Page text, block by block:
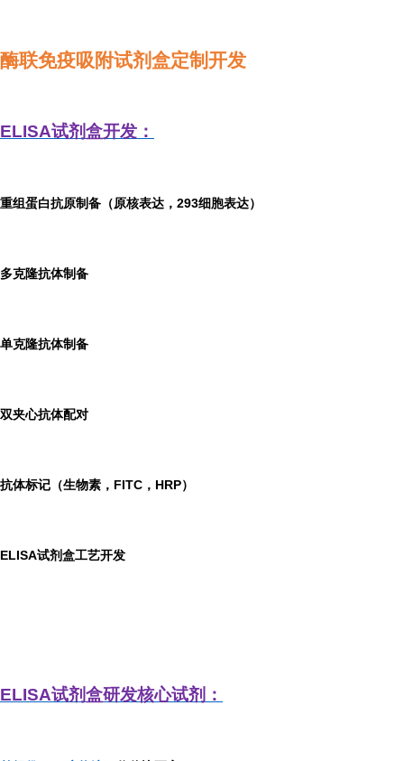
酶联免疫吸附试剂盒定制开发
ELISA试剂盒开发：
重组蛋白抗原制备（原核表达，293细胞表达）
多克隆抗体制备
单克隆抗体制备
双夹心抗体配对
抗体标记（生物素，FITC，HRP）
ELISA试剂盒工艺开发
ELISA试剂盒研发核心试剂：